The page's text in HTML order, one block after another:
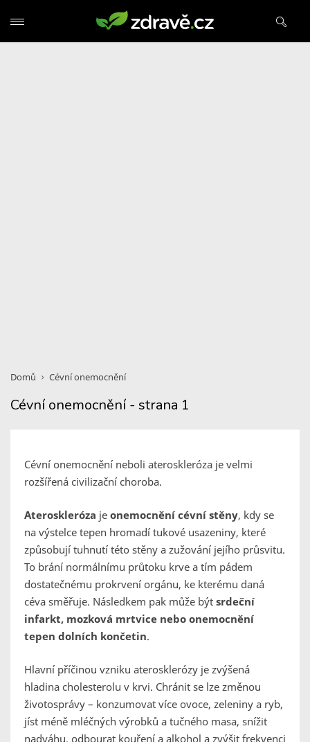
Domů Cévní onemocnění
Cévní onemocnění - strana 1
Cévní onemocnění neboli ateroskleróza je velmi
rozšířená civilizační choroba.
Ateroskleróza je onemocnění cévní stěny, kdy se
na výstelce tepen hromadí tukové usazeniny, které
způsobují tuhnutí této stěny a zužování jejího průsvitu.
To brání normálnímu průtoku krve a tím pádem
dostatečnému prokrvení orgánu, ke kterému daná
céva směřuje. Následkem pak může být srdeční
infarkt, mozková mrtvice nebo onemocnění
tepen dolních končetin.
Hlavní příčinou vzniku aterosklerózy je zvýšená
hladina cholesterolu v krvi. Chránit se lze změnou
životosprávy – konzumovat více ovoce, zeleniny a ryb,
jíst méně mléčných výrobků a tučného masa, snížit
nadváhu, odbourat kouření a alkohol a zvýšit frekvenci